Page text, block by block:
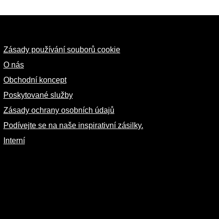
Zásady používání souborů cookie
O nás
Obchodní koncept
Poskytované služby
Zásady ochrany osobních údajů
Podívejte se na naše inspirativní zásilky.
Interní